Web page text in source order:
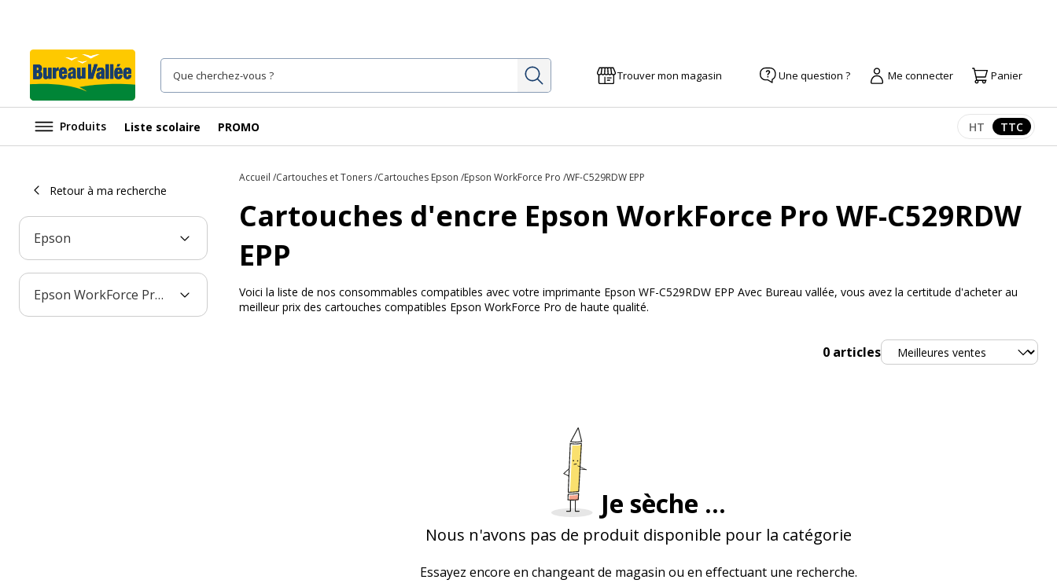
Rechercher Trouver mon magasin Une question ? Me connecter Panier
Produits Liste scolaire PROMO Afficher les
HT TTC
Retour à ma recherche
Epson
Epson WorkForce Pro WF-C529RDW EPP
Accueil Cartouches et Toners Cartouches Epson Epson WorkForce Pro WF-C529RDW EPP
Cartouches d'encre Epson WorkForce Pro WF-C529RDW
EPP
Voici la liste de nos consommables compatibles avec votre imprimante Epson WF-C529RDW EPP Avec Bureau vallée, vous avez la certitude d'acheter au
meilleur prix des cartouches compatibles Epson WorkForce Pro de haute qualité.
0 articlesTrier
Je sèche ...
Nous n'avons pas de produit disponible pour la catégorie
Essayez encore en changeant de magasin ou en effectuant une recherche.